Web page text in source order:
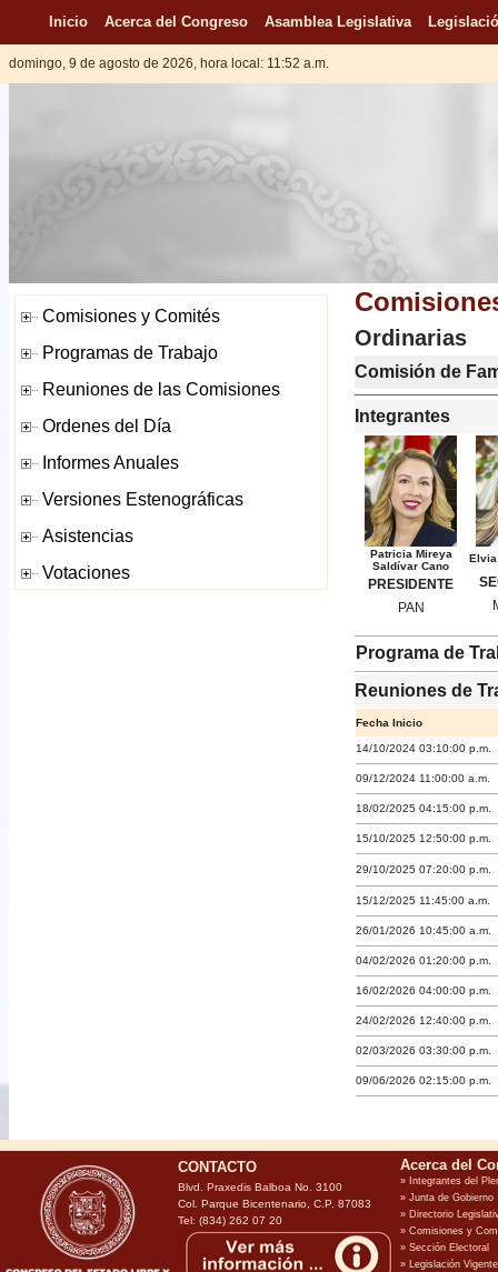
Inicio Acerca del Congreso Asamblea Legislativa
domingo, 9 de agosto de 2026, hora local: 11:52 a.m.
Ordinarias
Comisión de
Integrantes
Patricia Mireya
Saldívar Cano
PRESIDENTE
PAN
Elvia
Programa de
Reuniones de
Fecha Inicio
14/10/2024 03:10:00 p.m.
09/12/2024 11:00:00 a.m.
18/02/2025 04:15:00 p.m.
15/10/2025 12:50:00 p.m.
29/10/2025 07:20:00 p.m.
15/12/2025 11:45:00 a.m.
26/01/2026 10:45:00 a.m.
04/02/2026 01:20:00 p.m.
16/02/2026 04:00:00 p.m.
24/02/2026 12:40:00 p.m.
02/03/2026 03:30:00 p.m.
09/06/2026 02:15:00 p.m.
CONTACTO
Blvd. Praxedis Balboa No. 3100
Col. Parque Bicentenario, C.P. 87083
Tel: (834) 262 07 20